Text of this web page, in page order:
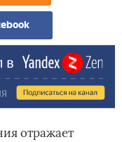
отражает